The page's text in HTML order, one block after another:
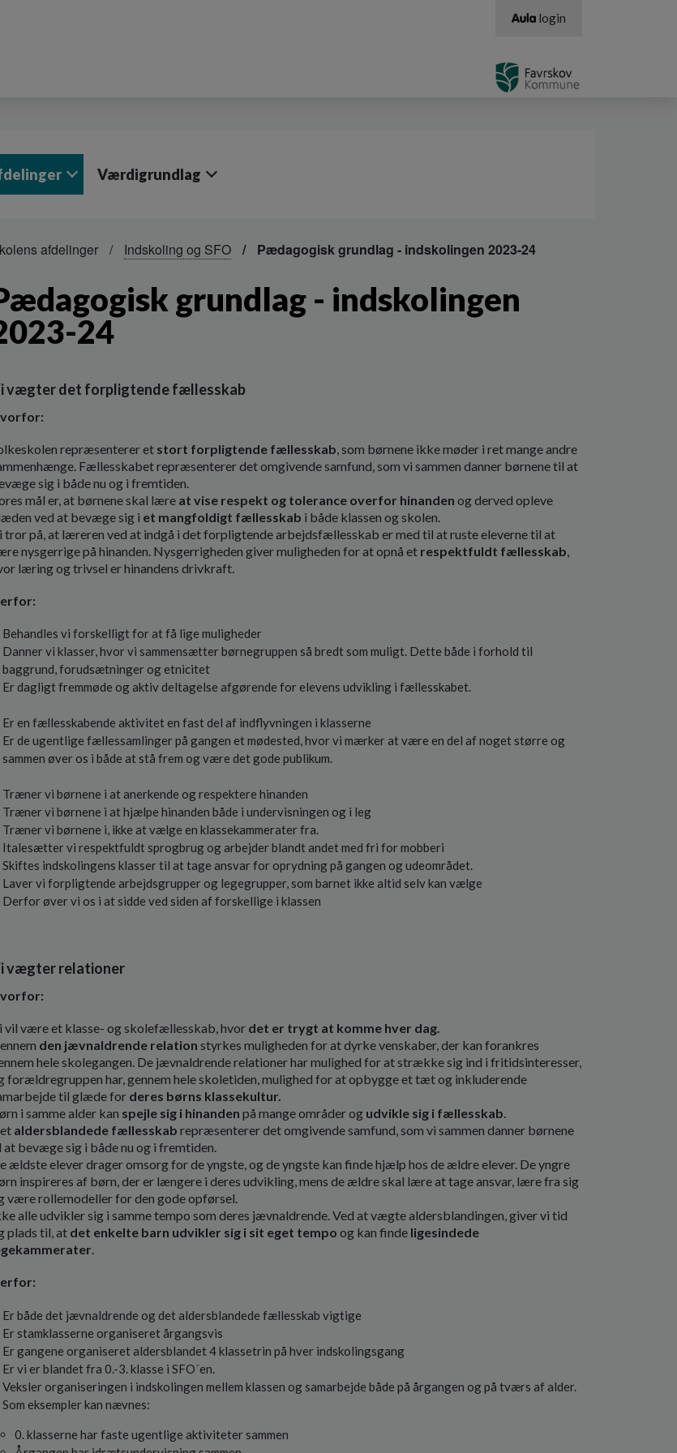
login
Værdigrundlag
afdelinger Indskoling og SFO Pædagogisk grundlag - indskolingen 2023-24
grundlag - indskolingen
24
vægter det forpligtende fællesskab
repræsenterer et stort forpligtende fællesskab , som børnene ikke møder i ret mange andre
Fællesskabet repræsenterer det omgivende samfund, som vi sammen danner børnene til at
sig i både nu og i fremtiden.
mål er, at børnene skal lære at vise respekt og tolerance overfor hinanden og derved opleve
ved at bevæge sig i et mangfoldigt fællesskab i både klassen og skolen.
tror på, at læreren ved at indgå i det forpligtende arbejdsfællesskab er med til at ruste eleverne til at
nysgerrige på hinanden. Nysgerrigheden giver muligheden for at opnå et respektfuldt fællesskab
læring og trivsel er hinandens drivkraft.
Behandles vi forskelligt for at få lige muligheder
Danner vi klasser, hvor vi sammensætter børnegruppen så bredt som muligt. Dette både i forhold til
baggrund, forudsætninger og etnicitet
Er dagligt fremmøde og aktiv deltagelse afgørende for elevens udvikling i fællesskabet.
Er en fællesskabende aktivitet en fast del af indflyvningen i klasserne
Er de ugentlige fællessamlinger på gangen et mødested, hvor vi mærker at være en del af noget større og
sammen øver os i både at stå frem og være det gode publikum.
Træner vi børnene i at anerkende og respektere hinanden
Træner vi børnene i at hjælpe hinanden både i undervisningen og i leg
Træner vi børnene i, ikke at vælge en klassekammerater fra.
Italesætter vi respektfuldt sprogbrug og arbejder blandt andet med fri for mobberi
Skiftes indskolingens klasser til at tage ansvar for oprydning på gangen og udeområdet.
Laver vi forpligtende arbejdsgrupper og legegrupper, som barnet ikke altid selv kan vælge
Derfor øver vi os i at sidde ved siden af forskellige i klassen
vægter relationer
vil være et klasse- og skolefællesskab, hvor det er trygt at komme hver dag.
den jævnaldrende relation styrkes muligheden for at dyrke venskaber, der kan forankres
hele skolegangen. De jævnaldrende relationer har mulighed for at strække sig ind i fritidsinteresser,
forældregruppen har, gennem hele skoletiden, mulighed for at opbygge et tæt og inkluderende
til glæde for deres børns klassekultur.
i samme alder kan spejle sig i hinanden på mange områder og udvikle sig i fællesskab.
aldersblandede fællesskab repræsenterer det omgivende samfund, som vi sammen danner børnene
at bevæge sig i både nu og i fremtiden.
ældste elever drager omsorg for de yngste, og de yngste kan finde hjælp hos de ældre elever. De yngre
inspireres af børn, der er længere i deres udvikling, mens de ældre skal lære at tage ansvar, lære fra sig
være rollemodeller for den gode opførsel.
alle udvikler sig i samme tempo som deres jævnaldrende. Ved at vægte aldersblandingen, giver vi tid
plads til, at det enkelte barn udvikler sig i sit eget tempo og kan finde ligesindede
.
Er både det jævnaldrende og det aldersblandede fællesskab vigtige
Er stamklasserne organiseret årgangsvis
Er gangene organiseret aldersblandet 4 klassetrin på hver indskolingsgang
Er vi er blandet fra 0.-3. klasse i SFO´en.
Veksler organiseringen i indskolingen mellem klassen og samarbejde både på årgangen og på tværs af alder.
Som eksempler kan nævnes:
0. klasserne har faste ugentlige aktiviteter sammen